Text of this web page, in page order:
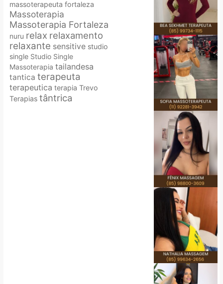
massoterapeuta fortaleza
Massoterapia
Massoterapia Fortaleza
nuru relax relaxamento
relaxante sensitive studio
single Studio Single
Massoterapia tailandesa
tantica terapeuta
terapeutica terapia Trevo
Terapias tântrica